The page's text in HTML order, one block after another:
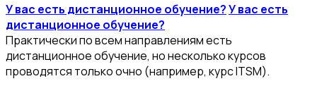
У вас есть дистанционное обучение?У вас есть
дистанционное обучение?
Практически по всем направлениям есть
дистанционное обучение, но несколько курсов
проводятся только очно (например, курс ITSM).